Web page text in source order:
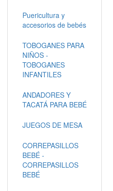
Puericultura y
accesorios de bebés
TOBOGANES PARA
NIÑOS -
TOBOGANES
INFANTILES
ANDADORES Y
TACATÁ PARA BEBÉ
JUEGOS DE MESA
CORREPASILLOS
BEBÉ -
CORREPASILLOS
BEBÉ